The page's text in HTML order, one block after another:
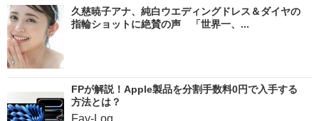
久慈暁子アナ、純白ウエディングドレス＆ダイヤの
指輪ショットに絶賛の声 「世界一、...
FPが解説！Apple製品を分割手数料0円で入手する
方法とは？
Fav-Log